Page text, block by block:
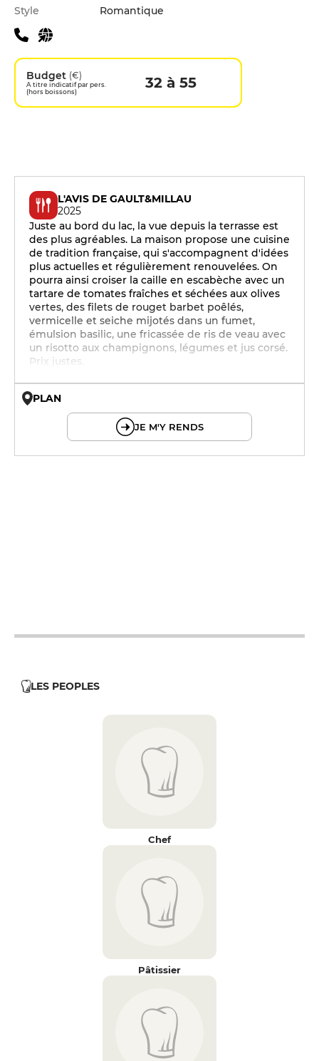
Style
Romantique
Budget (€)
A titre indicatif par pers.
(hors boissons)
32 à 55
L'AVIS DE GAULT&MILLAU
2025
Juste au bord du lac, la vue depuis la terrasse est
des plus agréables. La maison propose une cuisine
de tradition française, qui s'accompagnent d'idées
plus actuelles et régulièrement renouvelées. On
pourra ainsi croiser la caille en escabèche avec un
tartare de tomates fraîches et séchées aux olives
vertes, des filets de rouget barbet poêlés,
vermicelle et seiche mijotés dans un fumet,
émulsion basilic, une fricassée de ris de veau avec
un risotto aux champignons, légumes et jus corsé.
Prix justes.
PLAN
JE M'Y RENDS
LES PEOPLES
Chef
Pâtissier